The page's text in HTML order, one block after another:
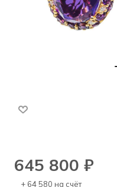
645 800 ₽
+ 64 580 на счёт